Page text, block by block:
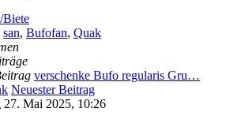
Biete
san, Bufofan, Quak
verschenke Bufo regularis Gru…
Neuester Beitrag
27. Mai 2025, 10:26